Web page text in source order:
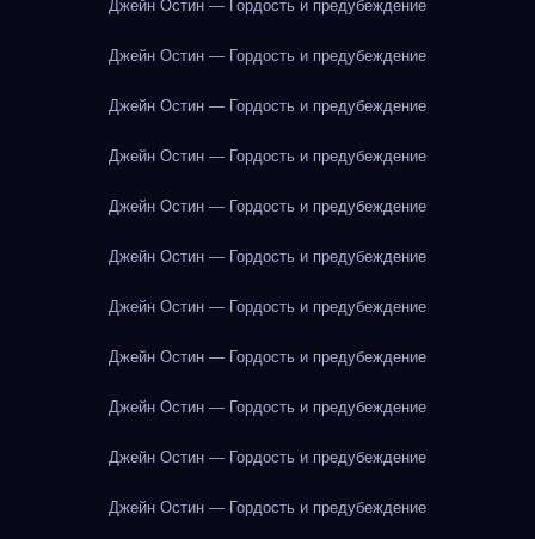
Джейн Остин — Гордость и предубеждение
Джейн Остин — Гордость и предубеждение
Джейн Остин — Гордость и предубеждение
Джейн Остин — Гордость и предубеждение
Джейн Остин — Гордость и предубеждение
Джейн Остин — Гордость и предубеждение
Джейн Остин — Гордость и предубеждение
Джейн Остин — Гордость и предубеждение
Джейн Остин — Гордость и предубеждение
Джейн Остин — Гордость и предубеждение
Джейн Остин — Гордость и предубеждение